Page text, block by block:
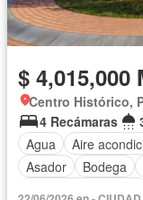
$ 4,015,000
Centro Histórico,
4 Recámaras
Agua
Aire
Asador
Bodega